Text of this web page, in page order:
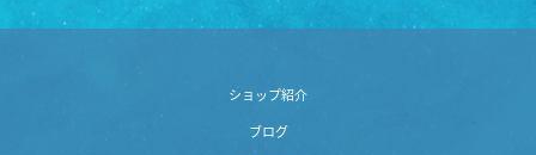
ショップ紹介
ブログ